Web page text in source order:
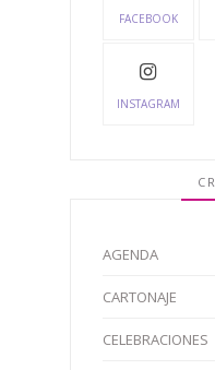
FACEBOOK
INSTAGRAM
AGENDA
CARTONAJE
CELEBRACIONES